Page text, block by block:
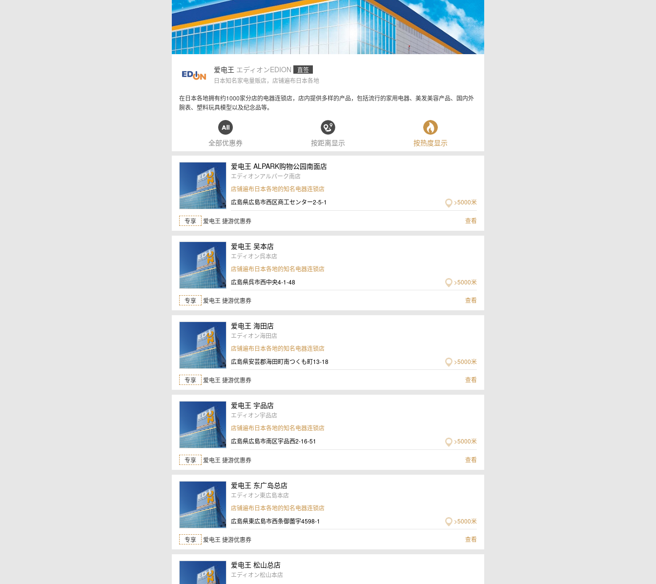
爱电王 エディオンEDION
直签
日本知名家电量贩店，店铺遍布日本各地
在日本各地拥有约1000家分店的电器连锁店，店内提供多样的产品，包括流行的家用电器、美发美容产品、国内外
腕表、塑料玩具模型以及纪念品等。
全部优惠券 按距离显示 按热度显示
爱电王 ALPARK购物公园南面店
エディオンアルパーク南店
店铺遍布日本各地的知名电器连锁店
広島県広島市西区商工センター2-5-1
>5000米
专享 爱电王 捷游优惠券 查看
爱电王 吴本店
エディオン呉本店
店铺遍布日本各地的知名电器连锁店
広島県呉市西中央4-1-48
>5000米
专享 爱电王 捷游优惠券 查看
爱电王 海田店
エディオン海田店
店铺遍布日本各地的知名电器连锁店
広島県安芸郡海田町南つくも町13-18
>5000米
专享 爱电王 捷游优惠券 查看
爱电王 宇品店
エディオン宇品店
店铺遍布日本各地的知名电器连锁店
広島県広島市南区宇品西2-16-51
>5000米
专享 爱电王 捷游优惠券 查看
爱电王 东广岛总店
エディオン東広島本店
店铺遍布日本各地的知名电器连锁店
広島県東広島市西条御薗宇4598-1
>5000米
专享 爱电王 捷游优惠券 查看
爱电王 松山总店
エディオン松山本店